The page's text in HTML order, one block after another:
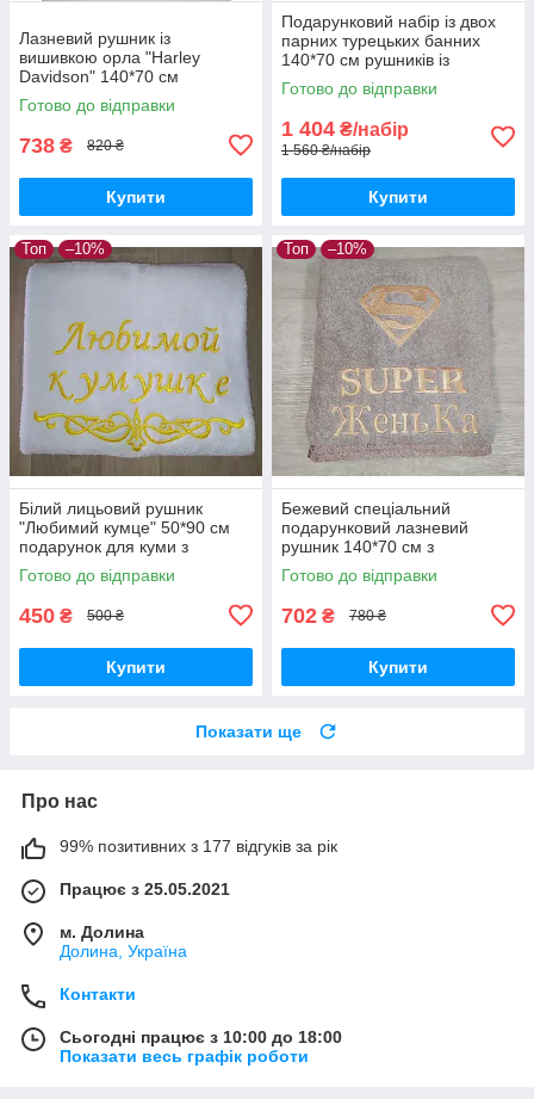
Лазневий рушник із
вишивкою орла "Harley
Davidson" 140*70 см
подарунок байкеру
Готово до відправки
738 ₴ 820 ₴
Купити
Подарунковий набір із двох
парних турецьких банних
140*70 см рушників із
вишивкою під замовлення
для бабусі та дідуся
Готово до відправки
1 404 ₴/набір
1 560 ₴/набір
Купити
Топ –10%
Білий лицьовий рушник
"Любимий кумце" 50*90 см
подарунок для куми з
індивідуальною вишивкою під
замовлення
Готово до відправки
450 ₴ 500 ₴
Купити
Топ –10%
Бежевий спеціальний
подарунковий лазневий
рушник 140*70 см з
вишивкою значок супермена
та написами "SUPER
Готово до відправки
702 ₴ 780 ₴
Купити
Показати ще
Про нас
99% позитивних з 177 відгуків за рік
Працює з 25.05.2021
м. Долина
Долина, Україна
Контакти
Сьогодні працює з 10:00 до 18:00
Показати весь графік роботи